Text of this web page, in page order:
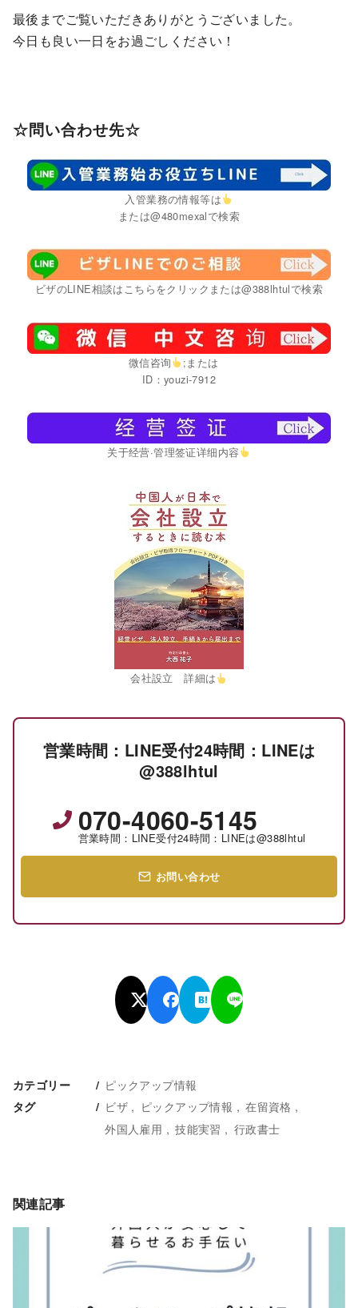
最後までご覧いただきありがとうございました。
今日も良い一日をお過ごしください！
☆問い合わせ先☆
入管業務の情報等は
または@480mexalで検索
ビザのLINE相談はこちらをクリックまたは@388lhtulで検索
微信咨询
;または
ID：youzi-7912
关于经营·管理签证详细内容
会社設立 詳細は
営業時間：LINE受付24時間：LINEは
@388lhtul
070-4060-5145
営業時間：LINE受付24時間：LINEは@388lhtul
お問い合わせ
カテゴリー ピックアップ情報
タグ ビザ ピックアップ情報
在留資格
外国人雇用
技能実習 行政書士
関連記事